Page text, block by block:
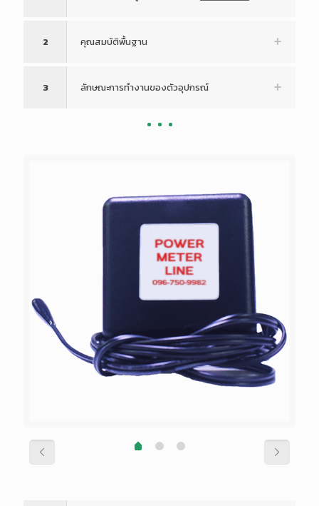
2 คุณสมบัติพื้นฐาน
3 ลักษณะการทำงานของตัวอุปกรณ์